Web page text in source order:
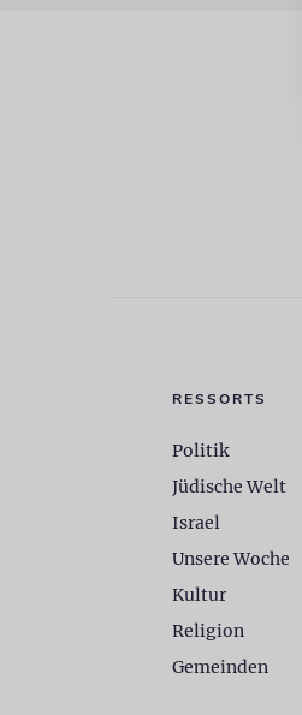
RESSORTS
Politik
Jüdische Welt
Israel
Unsere Woche
Kultur
Religion
Gemeinden